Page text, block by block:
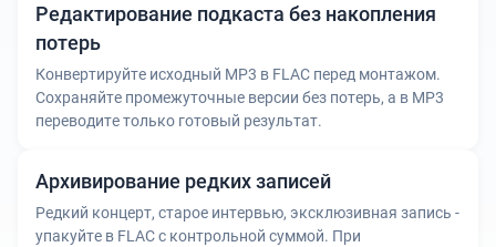
Редактирование подкаста без накопления
потерь
Конвертируйте исходный MP3 в FLAC перед монтажом.
Сохраняйте промежуточные версии без потерь, а в MP3
переводите только готовый результат.
Архивирование редких записей
Редкий концерт, старое интервью, эксклюзивная запись -
упакуйте в FLAC с контрольной суммой. При